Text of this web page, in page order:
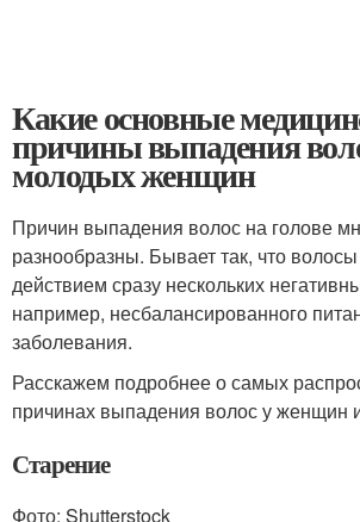
Какие основные
причины выпадения
молодых женщин
Причин выпадения волос на голове
разнообразны. Бывает так, что
действием сразу нескольких
например, несбалансированного
заболевания.
Расскажем подробнее о самых
причинах выпадения волос у женщин
Старение
Фото: Shutterstock